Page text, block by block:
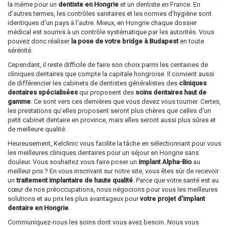
la même pour un dentiste en Hongrie et un dentiste en France. En
d’autres termes, les contrôles sanitaires et les normes d’hygiène sont
identiques d’un pays à l’autre. Mieux, en Hongrie chaque dossier
médical est soumis à un contrôle systématique par les autorités. Vous
pouvez donc réaliser la pose de votre bridge à Budapesten toute
sérénité.
Cependant, il reste difficile de faire son choix parmi les centaines de
cliniques dentaires que compte la capitale hongroise. Il convient aussi
de différencier les cabinets de dentistes généralistes des cliniques
dentaires spécialisées qui proposent des soins dentaires haut de
gamme. Ce sont vers ces dernières que vous devez vous tourner. Certes,
les prestations qu’elles proposent seront plus chères que celles d’un
petit cabinet dentaire en province, mais elles seront aussi plus sûres et
de meilleure qualité.
Heureusement, Kelclinic vous facilite la tâche en sélectionnant pour vous
les meilleures cliniques dentaires pour un séjour en Hongrie sans
douleur. Vous souhaitez vous faire poser un implant Alpha-Bio au
meilleur prix ? En vous inscrivant sur notre site, vous êtes sûr de recevoir
untraitement implantaire de haute qualité. Parce que votre santé est au
cœur de nos préoccupations, nous négocions pour vous les meilleures
solutions et au prix les plus avantageux pourvotre projet d’implant
dentaire en Hongrie.
Communiquez-nous les soins dont vous avez besoin. Nous vous